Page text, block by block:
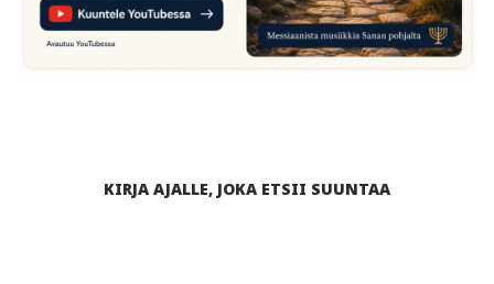
KIRJA AJALLE, JOKA ETSII SUUNTAA